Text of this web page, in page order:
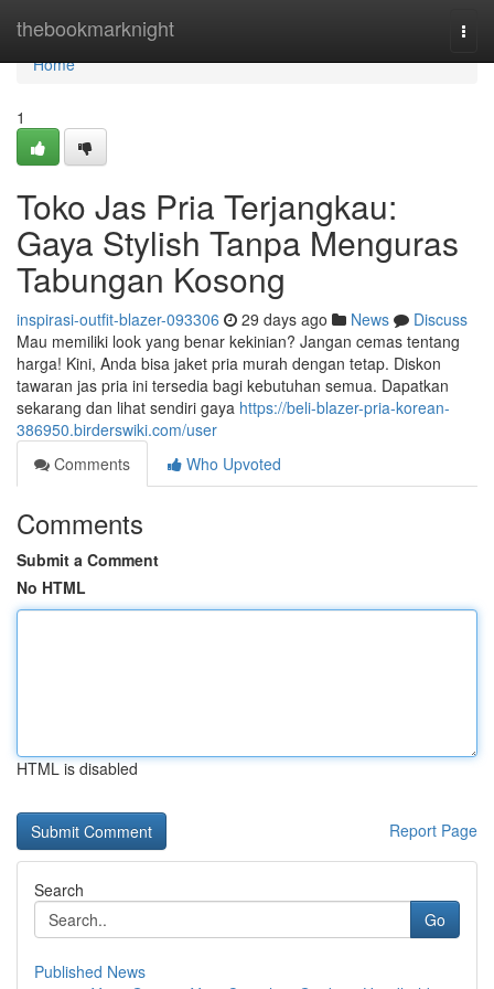
thebookmarknight
Home
Home
1
Toko Jas Pria Terjangkau:
Gaya Stylish Tanpa Menguras
Tabungan Kosong
inspirasi-outfit-blazer-093306 29 days ago News
Discuss
Mau memiliki look yang benar kekinian? Jangan cemas tentang
harga! Kini, Anda bisa jaket pria murah dengan tetap. Diskon
tawaran jas pria ini tersedia bagi kebutuhan semua. Dapatkan
sekarang dan lihat sendiri gaya https://beli-blazer-pria-korean-
386950.birderswiki.com/user
Comments
Who Upvoted
Comments
Submit a Comment
No HTML
HTML is disabled
Report Page
Search
Go
Published News